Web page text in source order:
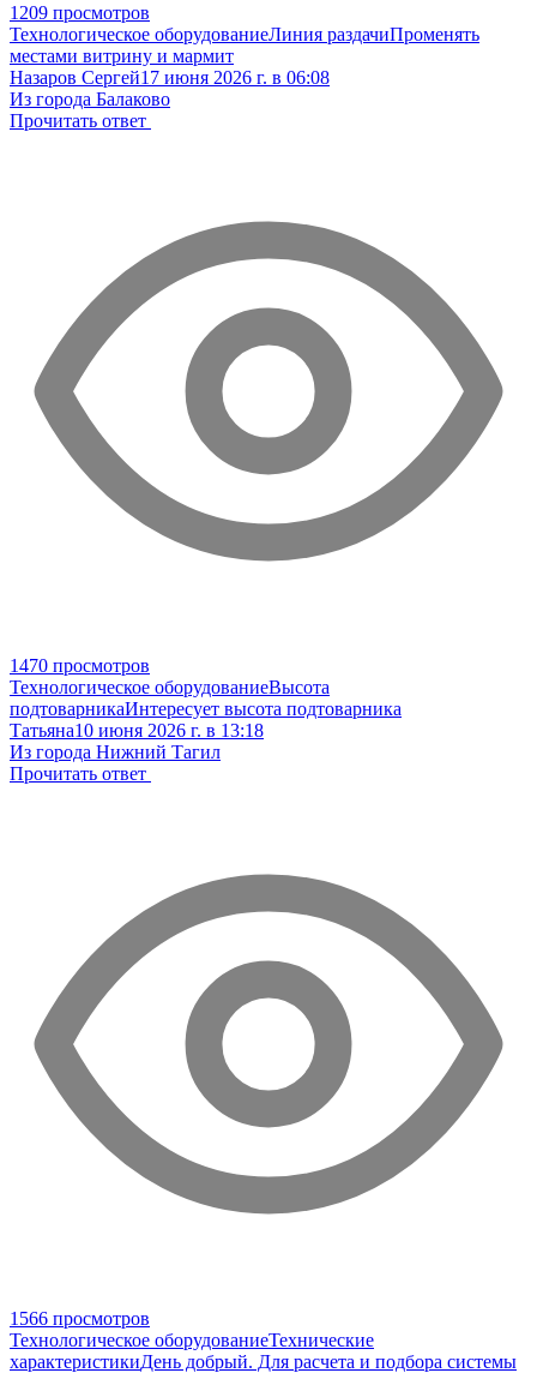
1209 просмотров
Технологическое оборудованиеЛиния раздачиПроменять
местами витрину и мармит
Назаров Сергей17 июня 2026 г. в 06:08
Из города Балаково
Прочитать ответ
1470 просмотров
Технологическое оборудованиеВысота
подтоварникаИнтересует высота подтоварника
Татьяна10 июня 2026 г. в 13:18
Из города Нижний Тагил
Прочитать ответ
1566 просмотров
Технологическое оборудованиеТехнические
характеристикиДень добрый. Для расчета и подбора системы